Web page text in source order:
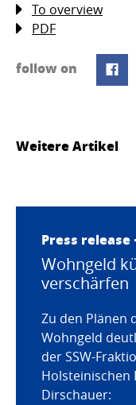
To overview
PDF
follow on
Weitere Artikel
Press release
Wohngeld
verschärfen
Zu den Plänen
Wohngeld
der SSW-
Holsteinischen
Dirschauer: